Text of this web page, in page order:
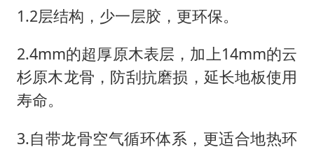
1.2层结构，少一层胶，更环保。
2.4mm的超厚原木表层，加上14mm的云
杉原木龙骨，防刮抗磨损，延长地板使用
寿命。
3.自带龙骨空气循环体系，更适合地热环